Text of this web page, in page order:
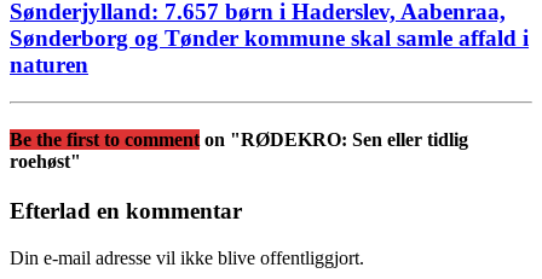
Sønderjylland: 7.657 børn i Haderslev, Aabenraa,
Sønderborg og Tønder kommune skal samle affald i
naturen
Be the first to comment on "RØDEKRO: Sen eller tidlig
roehøst"
Efterlad en kommentar
Din e-mail adresse vil ikke blive offentliggjort.